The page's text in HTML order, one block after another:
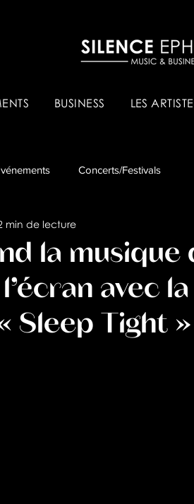
BUSINESS LES
Concerts/Festivals
& Tips
la musique
avec
Sleep Tight »
min de lecture